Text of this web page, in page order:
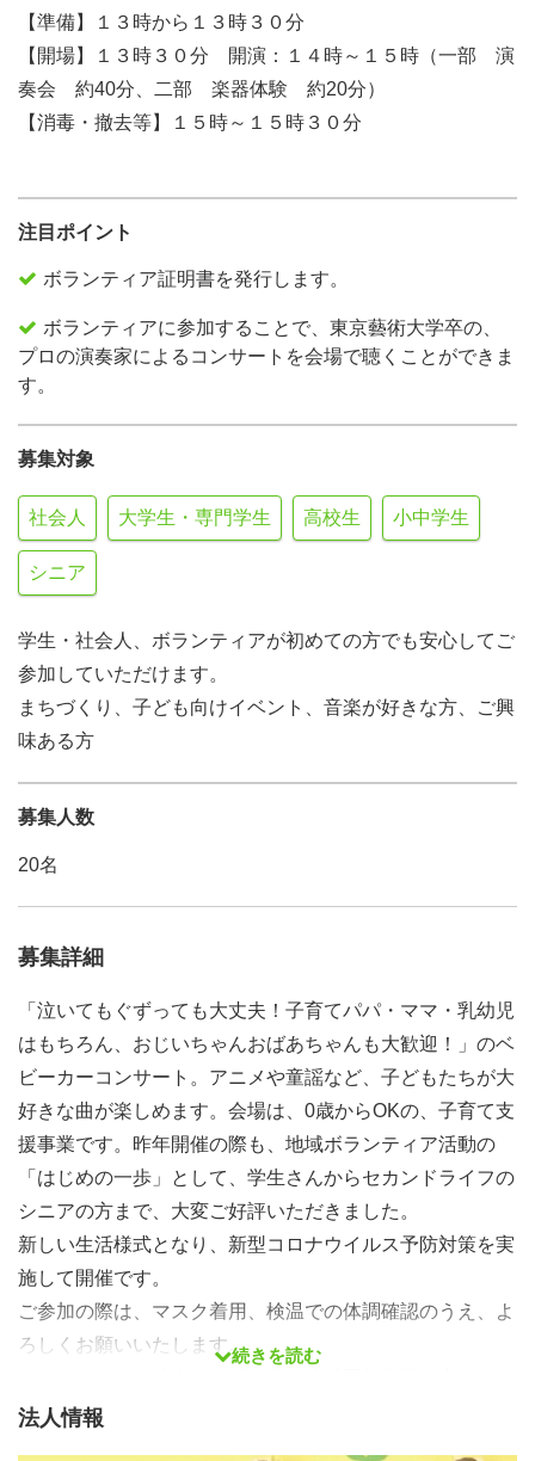
【準備】１３時から１３時３０分
【開場】１３時３０分 開演：１４時～１５時（一部 演
奏会 約40分、二部 楽器体験 約20分）
【消毒・撤去等】１５時～１５時３０分
注目ポイント
ボランティア証明書を発行します。
ボランティアに参加することで、東京藝術大学卒の、
プロの演奏家によるコンサートを会場で聴くことができま
す。
募集対象
社会人 大学生・専門学生 高校生 小中学生
シニア
学生・社会人、ボランティアが初めての方でも安心してご
参加していただけます。
まちづくり、子ども向けイベント、音楽が好きな方、ご興
味ある方
募集人数
20名
募集詳細
「泣いてもぐずっても大丈夫！子育てパパ・ママ・乳幼児
はもちろん、おじいちゃんおばあちゃんも大歓迎！」のベ
ビーカーコンサート。アニメや童謡など、子どもたちが大
好きな曲が楽しめます。会場は、0歳からOKの、子育て支
援事業です。昨年開催の際も、地域ボランティア活動の
「はじめの一歩」として、学生さんからセカンドライフの
シニアの方まで、大変ご好評いただきました。
新しい生活様式となり、新型コロナウイルス予防対策を実
施して開催です。
ご参加の際は、マスク着用、検温での体調確認のうえ、よ
ろしくお願いいたします。
実施している、リフォーム会社「ナックプランニング」様
続きを読む
法人情報